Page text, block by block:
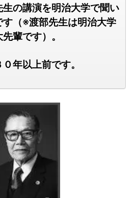
生の講演を明治大学で聞い
す（※渡部先生は明治大学
輩です）。
年以上前です。